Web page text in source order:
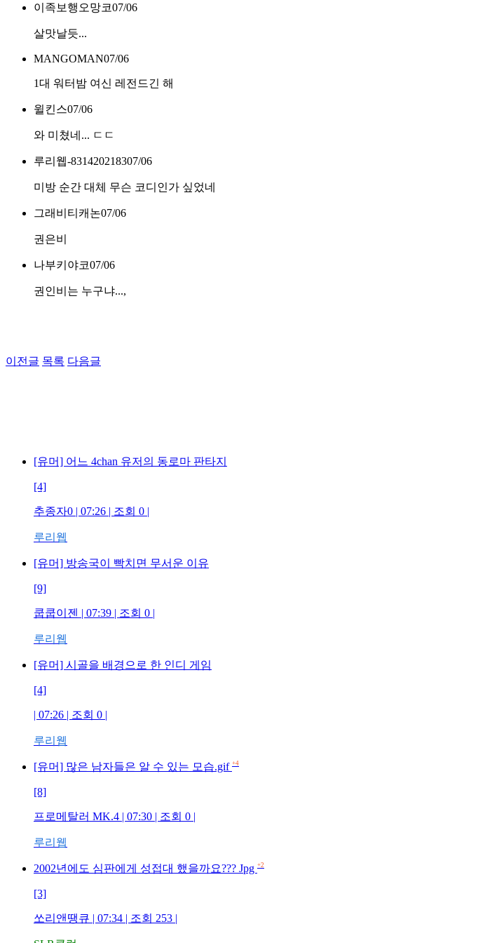
이족보행오망코07/06
살맛날듯...
MANGOMAN07/06
1대 워터밤 여신 레전드긴 해
윌킨스07/06
와 미쳤네... ㄷㄷ
루리웹-831420218307/06
미방 순간 대체 무슨 코디인가 싶었네
그래비티캐논07/06
권은비
나부키야코07/06
권인비는 누구냐...,
이전글 목록 다음글
[유머] 어느 4chan 유저의 동로마 판타지
[4]
추종자0 | 07:26 | 조회 0 |
루리웹
[유머] 방송국이 빡치면 무서운 이유
[9]
쿱쿱이젠 | 07:39 | 조회 0 |
루리웹
[유머] 시골을 배경으로 한 인디 게임
[4]
| 07:26 | 조회 0 |
루리웹
[유머] 많은 남자들은 알 수 있는 모습.gif +4
[8]
프로메탈러 MK.4 | 07:30 | 조회 0 |
루리웹
2002년에도 심판에게 성접대 했을까요??? Jpg +2
[3]
쏘리앤땡큐 | 07:34 | 조회 253 |